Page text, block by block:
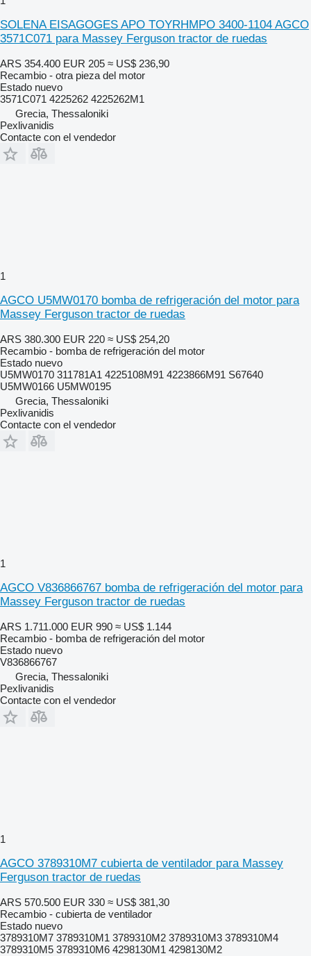
SOLENA EISAGOGES APO TOYRHMPO 3400-1104 AGCO
3571C071 para Massey Ferguson tractor de ruedas
ARS 354.400 EUR 205 ≈ US$ 236,90
Recambio - otra pieza del motor
Estado nuevo
3571C071 4225262 4225262M1
Grecia, Thessaloniki
Pexlivanidis
Contacte con el vendedor
1
AGCO U5MW0170 bomba de refrigeración del motor para
Massey Ferguson tractor de ruedas
ARS 380.300 EUR 220 ≈ US$ 254,20
Recambio - bomba de refrigeración del motor
Estado nuevo
U5MW0170 311781A1 4225108M91 4223866M91 S67640
U5MW0166 U5MW0195
Grecia, Thessaloniki
Pexlivanidis
Contacte con el vendedor
1
AGCO V836866767 bomba de refrigeración del motor para
Massey Ferguson tractor de ruedas
ARS 1.711.000 EUR 990 ≈ US$ 1.144
Recambio - bomba de refrigeración del motor
Estado nuevo
V836866767
Grecia, Thessaloniki
Pexlivanidis
Contacte con el vendedor
1
AGCO 3789310M7 cubierta de ventilador para Massey
Ferguson tractor de ruedas
ARS 570.500 EUR 330 ≈ US$ 381,30
Recambio - cubierta de ventilador
Estado nuevo
3789310M7 3789310M1 3789310M2 3789310M3 3789310M4
3789310M5 3789310M6 4298130M1 4298130M2